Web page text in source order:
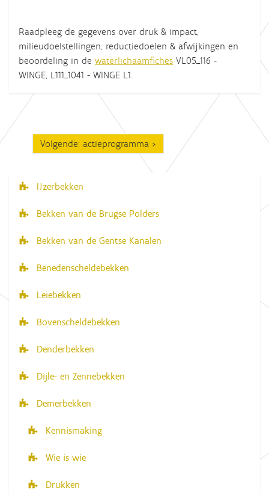
Raadpleeg de gegevens over druk & impact,
milieudoelstellingen, reductiedoelen & afwijkingen en
beoordeling in de waterlichaamfiches VL05_116 -
WINGE, L111_1041 - WINGE L1.
Volgende: actieprogramma
N
a
i
g
t
IJzerbekken
Bekken van de Brugse Polders
Bekken van de Gentse Kanalen
Benedenscheldebekken
Leiebekken
Bovenscheldebekken
Denderbekken
Dijle- en Zennebekken
Demerbekken
Kennismaking
Wie is wie
Drukken